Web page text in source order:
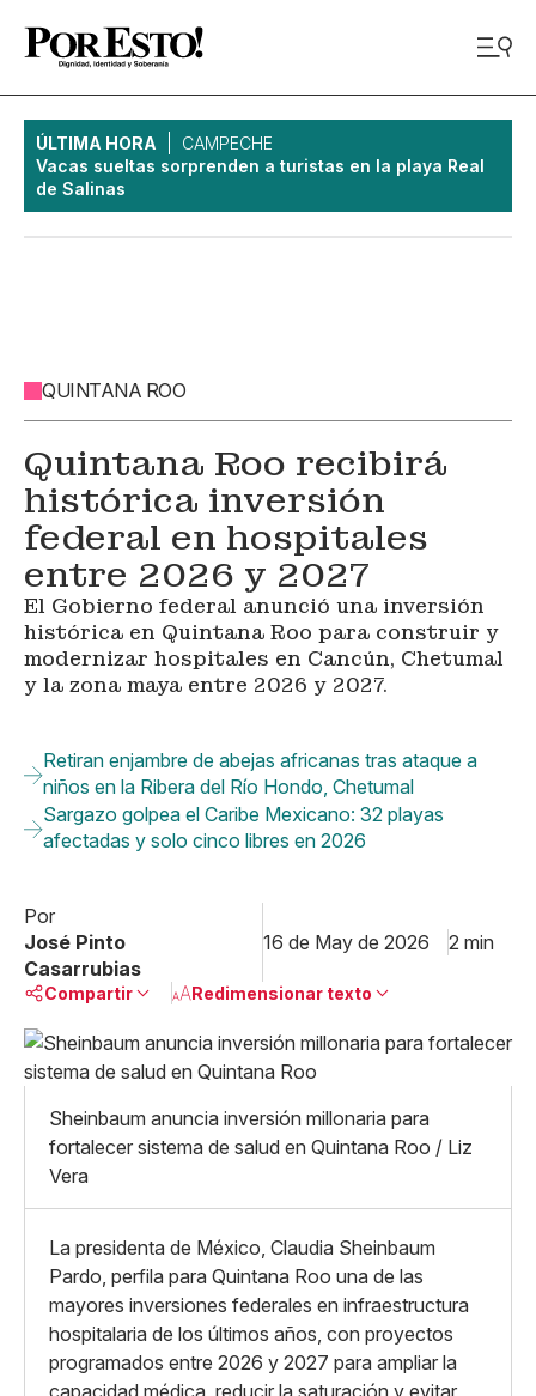
ÚLTIMA HORA
CAMPECHE
Vacas sueltas sorprenden a turistas en la playa Real
de Salinas
QUINTANA ROO
Quintana Roo recibirá
histórica inversión
federal en hospitales
entre 2026 y 2027
El Gobierno federal anunció una inversión
histórica en Quintana Roo para construir y
modernizar hospitales en Cancún, Chetumal
y la zona maya entre 2026 y 2027.
Retiran enjambre de abejas africanas tras ataque a
niños en la Ribera del Río Hondo, Chetumal
Sargazo golpea el Caribe Mexicano: 32 playas
afectadas y solo cinco libres en 2026
Por
José Pinto
Casarrubias
16 de May de 2026 2 min
Compartir
Linkedin
X
Whatsapp
Copiar enlace
Redimensionar texto
Pequeño
Mediano
Grande
Sheinbaum anuncia inversión millonaria para
fortalecer sistema de salud en Quintana Roo / Liz
Vera
La presidenta de México, Claudia Sheinbaum
Pardo, perfila para Quintana Roo una de las
mayores inversiones federales en infraestructura
hospitalaria de los últimos años, con proyectos
programados entre 2026 y 2027 para ampliar la
capacidad médica, reducir la saturación y evitar